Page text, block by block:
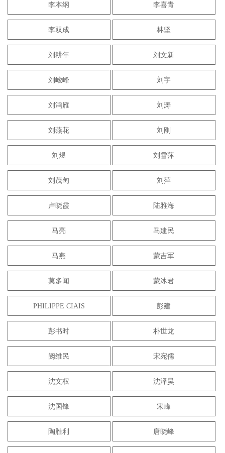
李本纲 李喜青
李双成 林坚
刘耕年 刘文新
刘峻峰 刘宇
刘鸿雁 刘涛
刘燕花 刘刚
刘煜 刘雪萍
刘茂甸 刘萍
卢晓霞 陆雅海
马亮 马建民
马燕 蒙吉军
莫多闻 蒙冰君
PHILIPPE CIAIS 彭建
彭书时 朴世龙
阙维民 宋宛儒
沈文权 沈泽昊
沈国锋 宋峰
陶胜利 唐晓峰